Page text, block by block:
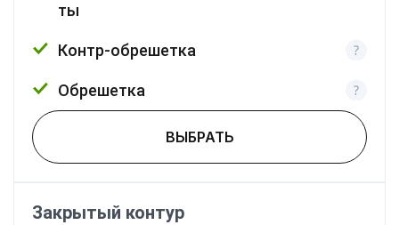
ты
Контр-обрешетка
Обрешетка
ВЫБРАТЬ
Закрытый контур